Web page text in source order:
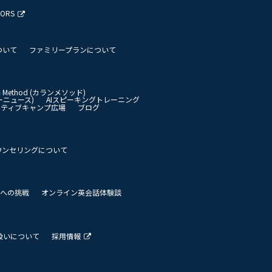
いて ファミリープランについて
Method (カランメソッド)
ニュース)
AIスピーキングトレーニング
ィブキャンプ広場 ブログ
ンセリングについて
の挑戦 オンライン英会話体験談
いについて 採用情報